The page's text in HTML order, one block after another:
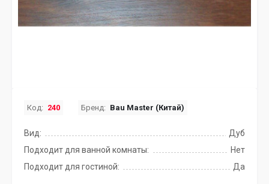
Код: 240 Бренд: Bau Master (Китай)
Вид:
Дуб
Подходит для ванной комнаты:
Нет
Подходит для гостиной:
Да